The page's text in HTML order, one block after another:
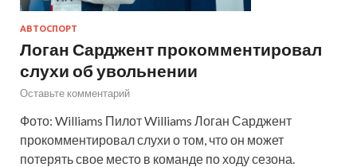
АВТОСПОРТ
Логан Сарджент прокомментировал
слухи об увольнении
Оставьте комментарий
Фото: Williams Пилот Williams Логан Сарджент
прокомментировал слухи о том, что он может
потерять свое место в команде по ходу сезона.